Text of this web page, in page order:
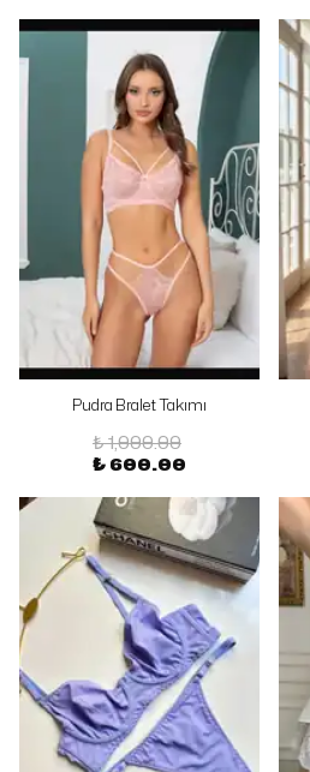
Pudra Bralet Takımı
₺ 1,000.00
₺ 600.00